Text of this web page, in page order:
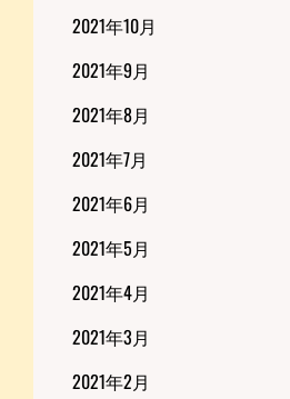
2021年10月
2021年9月
2021年8月
2021年7月
2021年6月
2021年5月
2021年4月
2021年3月
2021年2月